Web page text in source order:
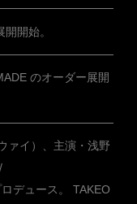
開始。
のオーダー展開
ァイ）、主演・浅野
デュース。 TAKEO